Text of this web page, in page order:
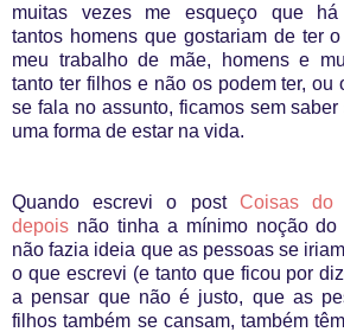
muitas vezes me esqueço que
tantos homens que gostariam de ter
meu trabalho de mãe, homens e
tanto ter filhos e não os podem ter, ou
se fala no assunto, ficamos sem
uma forma de estar na vida.
Quando escrevi o post Coisas
depois não tinha a mínimo noção do
não fazia ideia que as pessoas se
o que escrevi (e tanto que ficou por
a pensar que não é justo, que as
filhos também se cansam, também